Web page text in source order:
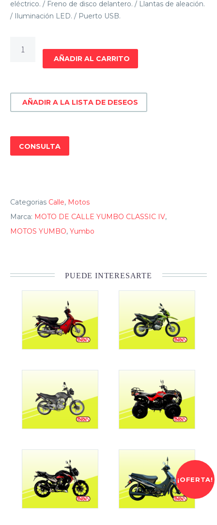
eléctrico. / Freno de disco delantero. / Llantas de aleación.
/ Iluminación LED. / Puerto USB.
CLASSIC
AÑADIR AL CARRITO
AÑADIR A LA LISTA DE DESEOS
CONSULTA
Categorias Calle, Motos
Marca: MOTO DE CALLE YUMBO CLASSIC IV,
MOTOS YUMBO, Yumbo
PUEDE INTERESARTE
¡OFERTA!